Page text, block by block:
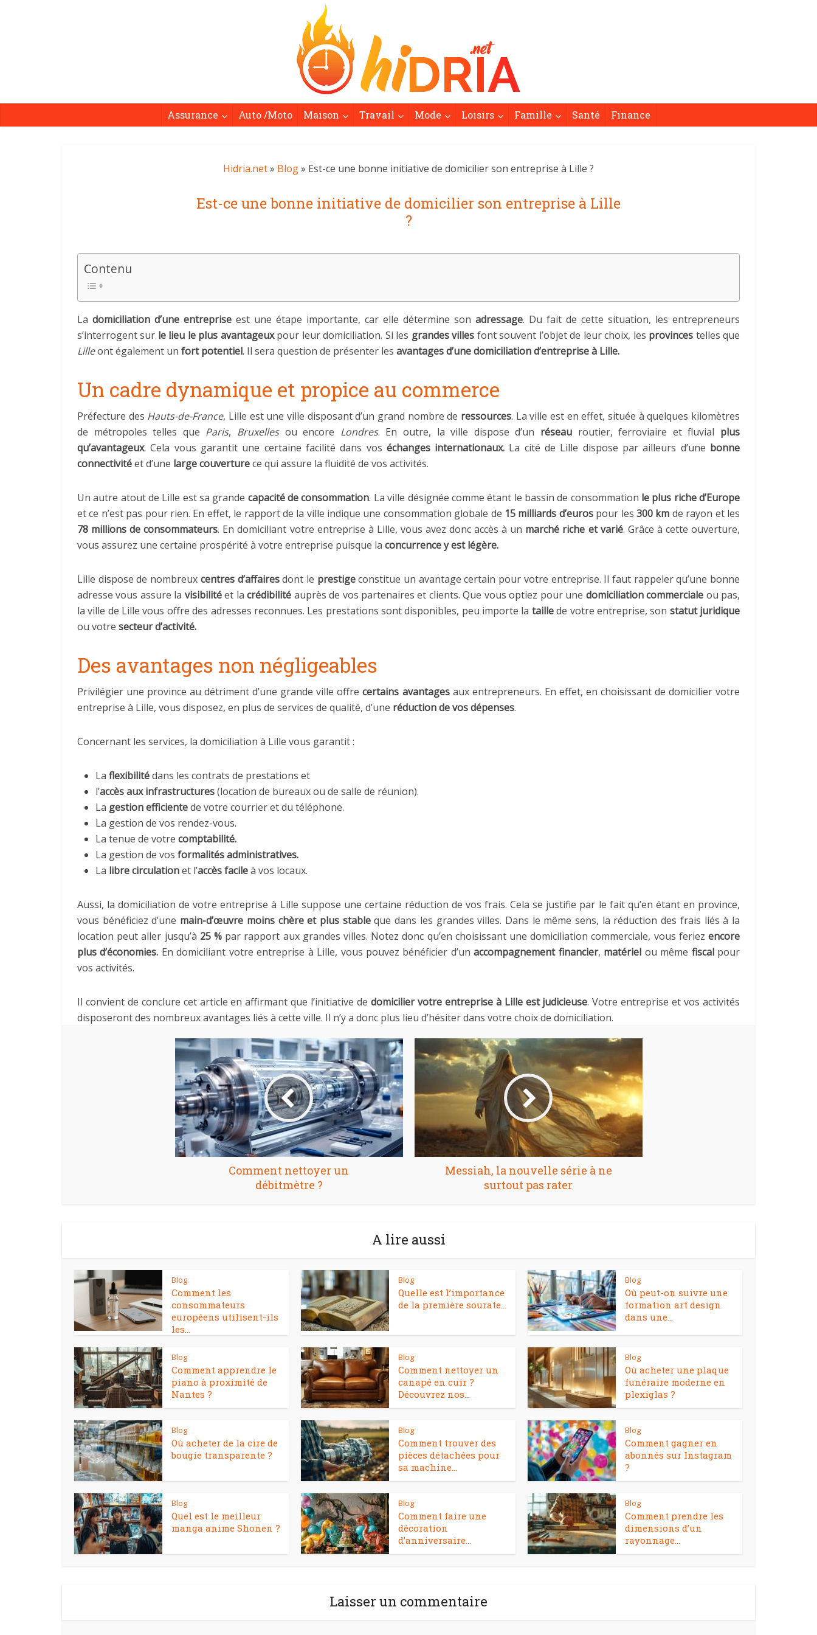
Assurance Auto /Moto Maison Travail Mode Loisirs Famille Santé Finance
Hidria.net» Blog» Est-ce une bonne initiative de domicilier son entreprise à Lille ?
Est-ce une bonne initiative de domicilier son entreprise à Lille
?
Contenu
La domiciliation d’une entreprise est une étape importante, car elle détermine son adressage. Du fait de cette situation, les entrepreneurs
s’interrogent sur le lieu le plus avantageuxpour leur domiciliation. Si les grandes villes font souvent l’objet de leur choix, les provinces telles que
Lilleont également un fort potentiel. Il sera question de présenter les avantages d’une domiciliation d’entreprise à Lille.
Un cadre dynamique et propice au commerce
Préfecture des Hauts-de-France, Lille est une ville disposant d’un grand nombre de ressources. La ville est en effet, située à quelques kilomètres
de métropoles telles que Paris, Bruxellesou encore Londres. En outre, la ville dispose d’un réseau routier, ferroviaire et fluvial plus
qu’avantageux. Cela vous garantit une certaine facilité dans vos échanges internationaux. La cité de Lille dispose par ailleurs d’une bonne
connectivitéet d’une large couverturece qui assure la fluidité de vos activités.
Un autre atout de Lille est sa grande capacité de consommation. La ville désignée comme étant le bassin de consommation le plus riche d’Europe
et ce n’est pas pour rien. En effet, le rapport de la ville indique une consommation globale de 15 milliards d’eurospour les300 km de rayon et les
78 millions de consommateurs. En domiciliant votre entreprise à Lille, vous avez donc accès à un marché riche et varié. Grâce à cette ouverture,
vous assurez une certaine prospérité à votre entreprise puisque la concurrence y est légère.
Lille dispose de nombreux centres d’affairesdont le prestigeconstitue un avantage certain pour votre entreprise. Il faut rappeler qu’une bonne
adresse vous assure la visibilitéet lacrédibilité auprès de vos partenaires et clients. Que vous optiez pour une domiciliation commerciale ou pas,
la ville de Lille vous offre des adresses reconnues. Les prestations sont disponibles, peu importe la taillede votre entreprise, son statut juridique
ou votre secteur d’activité.
Des avantages non négligeables
Privilégier une province au détriment d’une grande ville offrecertains avantagesaux entrepreneurs. En effet, en choisissant de domicilier votre
entreprise à Lille, vous disposez, en plus de services de qualité, d’une réduction de vos dépenses.
Concernant les services, la domiciliation à Lille vous garantit :
La flexibilitédans les contrats de prestations et
l’accès aux infrastructures(location de bureaux ou de salle de réunion).
La gestion efficientede votre courrier et du téléphone.
La gestion de vos rendez-vous.
La tenue de votre comptabilité.
La gestion de vos formalités administratives.
La libre circulationet l’accès facileà vos locaux.
Aussi, la domiciliation de votre entreprise à Lille suppose une certaine réduction de vos frais. Cela se justifie par le fait qu’en étant en province,
vous bénéficiez d’une main-d’œuvre moins chère et plus stableque dans les grandes villes. Dans le même sens, la réduction des frais liés à la
location peut aller jusqu’à 25 % par rapport aux grandes villes. Notez donc qu’en choisissant une domiciliation commerciale, vous feriezencore
plus d’économies. En domiciliant votre entreprise à Lille, vous pouvez bénéficier d’unaccompagnement financier, matériel ou même fiscal pour
vos activités.
Il convient de conclure cet article en affirmant que l’initiative de domicilier votre entreprise à Lille est judicieuse. Votre entreprise et vos activités
disposeront des nombreux avantages liés à cette ville. Il n’y a donc plus lieu d’hésiter dans votre choix de domiciliation.
Comment nettoyer un
débitmètre ?
Messiah, la nouvelle série à ne
surtout pas rater
A lire aussi
Blog
Comment les
consommateurs
européens utilisent-ils
les...
Blog
Quelle est l’importance
de la première sourate...
Blog
Où peut-on suivre une
formation art design
dans une...
Blog
Comment apprendre le
piano à proximité de
Nantes ?
Blog
Comment nettoyer un
canapé en cuir ?
Découvrez nos...
Blog
Où acheter une plaque
funéraire moderne en
plexiglas ?
Blog
Où acheter de la cire de
bougie transparente ?
Blog
Comment trouver des
pièces détachées pour
sa machine...
Blog
Comment gagner en
abonnés sur Instagram
?
Blog
Quel est le meilleur
manga anime Shonen ?
Blog
Comment faire une
décoration
d’anniversaire...
Blog
Comment prendre les
dimensions d’un
rayonnage...
Laisser un commentaire